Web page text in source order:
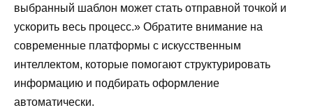
выбранный шаблон может стать отправной точкой и
ускорить весь процесс.» Обратите внимание на
современные платформы с искусственным
интеллектом, которые помогают структурировать
информацию и подбирать оформление
автоматически.